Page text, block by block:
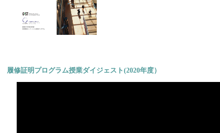
履修証明プログラム授業ダイジェスト(2020年度）